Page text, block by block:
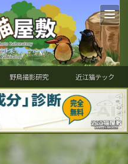
野鳥撮影研究 近江猫テック